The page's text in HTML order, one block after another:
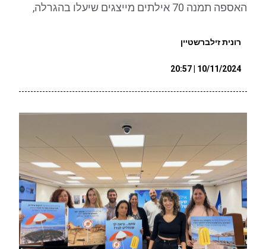
האספה תמנה 70 אילתים מייצגים שיעלו בהגרלה,
רונית זילברשטיין
10/11/2024 | 20:57